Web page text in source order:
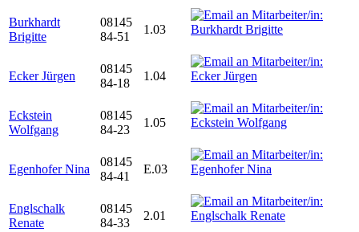
Burkhardt
Brigitte
08145
84-51
1.03
Ecker Jürgen
08145
84-18
1.04
Eckstein
Wolfgang
08145
84-23
1.05
Egenhofer Nina
08145
84-41
E.03
Englschalk
Renate
08145
84-33
2.01